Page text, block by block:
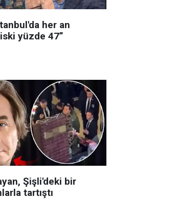
her an
yüzde 47”
Şişli'deki bir
tartıştı